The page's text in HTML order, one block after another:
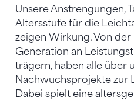
Unsere Anstrengungen,
Altersstufe für die
zeigen Wirkung. Von
Generation an
trägern, haben alle über
Nachwuchsprojekte zur
Dabei spielt eine